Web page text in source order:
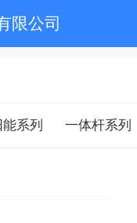
限公司
系列 一体杆系列